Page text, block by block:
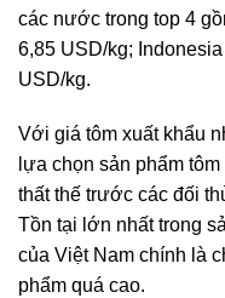
các nước trong top 4
6,85 USD/kg;
USD/kg.
Với giá tôm xuất khẩu
lựa chọn sản phẩm
thất thế trước các đối
Tồn tại lớn nhất trong
của Việt Nam chính là
phẩm quá cao.